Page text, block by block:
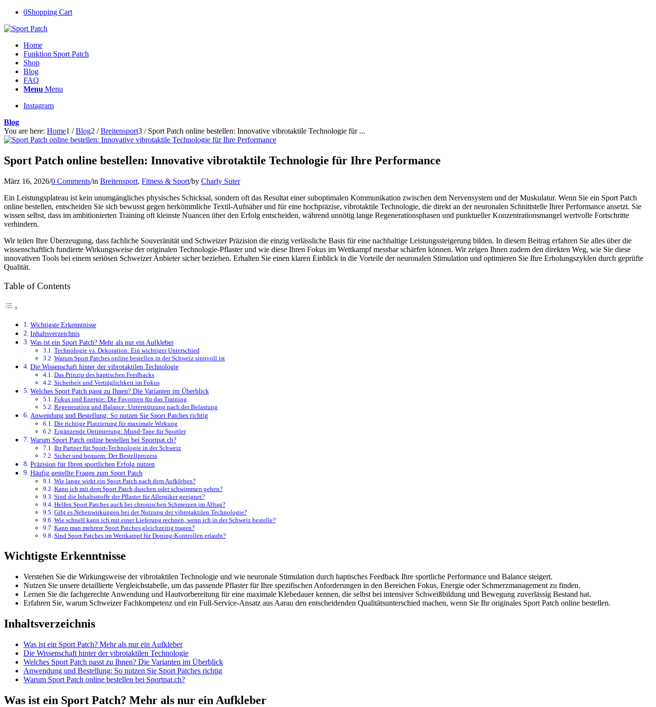
0Shopping Cart
Home
Funktion Sport Patch
Shop
Blog
FAQ
Menu Menu
Instagram
Blog
You are here: Home1 / Blog2 / Breitensport3 / Sport Patch online bestellen: Innovative vibrotaktile Technologie für ...
Sport Patch online bestellen: Innovative vibrotaktile Technologie für Ihre Performance
März 16, 2026/0 Comments/in Breitensport, Fitness & Sport/by Charly Suter
Ein Leistungsplateau ist kein unumgängliches physisches Schicksal, sondern oft das Resultat einer suboptimalen Kommunikation zwischen dem Nervensystem und der Muskulatur. Wenn Sie ein Sport Patch
online bestellen, entscheiden Sie sich bewusst gegen herkömmliche Textil-Aufnäher und für eine hochpräzise, vibrotaktile Technologie, die direkt an der neuronalen Schnittstelle Ihrer Performance ansetzt. Sie
wissen selbst, dass im ambitionierten Training oft kleinste Nuancen über den Erfolg entscheiden, während unnötig lange Regenerationsphasen und punktueller Konzentrationsmangel wertvolle Fortschritte
verhindern.
Wir teilen Ihre Überzeugung, dass fachliche Souveränität und Schweizer Präzision die einzig verlässliche Basis für eine nachhaltige Leistungssteigerung bilden. In diesem Beitrag erfahren Sie alles über die
wissenschaftlich fundierte Wirkungsweise der originalen Technologie-Pflaster und wie diese Ihren Fokus im Wettkampf messbar schärfen können. Wir zeigen Ihnen zudem den direkten Weg, wie Sie diese
innovativen Tools bei einem seriösen Schweizer Anbieter sicher beziehen. Erhalten Sie einen klaren Einblick in die Vorteile der neuronalen Stimulation und optimieren Sie Ihre Erholungszyklen durch geprüfte
Qualität.
Table of Contents
Wichtigste Erkenntnisse
Inhaltsverzeichnis
Was ist ein Sport Patch? Mehr als nur ein Aufkleber
Technologie vs. Dekoration: Ein wichtiger Unterschied
Warum Sport Patches online bestellen in der Schweiz sinnvoll ist
Die Wissenschaft hinter der vibrotaktilen Technologie
Das Prinzip des haptischen Feedbacks
Sicherheit und Verträglichkeit im Fokus
Welches Sport Patch passt zu Ihnen? Die Varianten im Überblick
Fokus und Energie: Die Favoriten für das Training
Regeneration und Balance: Unterstützung nach der Belastung
Anwendung und Bestellung: So nutzen Sie Sport Patches richtig
Die richtige Platzierung für maximale Wirkung
Ergänzende Optimierung: Mund-Tape für Sportler
Warum Sport Patch online bestellen bei Sportpat.ch?
Ihr Partner für Sport-Technologie in der Schweiz
Sicher und bequem: Der Bestellprozess
Präzision für Ihren sportlichen Erfolg nutzen
Häufig gestellte Fragen zum Sport Patch
Wie lange wirkt ein Sport Patch nach dem Aufkleben?
Kann ich mit dem Sport Patch duschen oder schwimmen gehen?
Sind die Inhaltsstoffe der Pflaster für Allergiker geeignet?
Helfen Sport Patches auch bei chronischen Schmerzen im Alltag?
Gibt es Nebenwirkungen bei der Nutzung der vibrotaktilen Technologie?
Wie schnell kann ich mit einer Lieferung rechnen, wenn ich in der Schweiz bestelle?
Kann man mehrere Sport Patches gleichzeitig tragen?
Sind Sport Patches im Wettkampf für Doping-Kontrollen erlaubt?
Wichtigste Erkenntnisse
Verstehen Sie die Wirkungsweise der vibrotaktilen Technologie und wie neuronale Stimulation durch haptisches Feedback Ihre sportliche Performance und Balance steigert.
Nutzen Sie unsere detaillierte Vergleichstabelle, um das passende Pflaster für Ihre spezifischen Anforderungen in den Bereichen Fokus, Energie oder Schmerzmanagement zu finden.
Lernen Sie die fachgerechte Anwendung und Hautvorbereitung für eine maximale Klebedauer kennen, die selbst bei intensiver Schweißbildung und Bewegung zuverlässig Bestand hat.
Erfahren Sie, warum Schweizer Fachkompetenz und ein Full-Service-Ansatz aus Aarau den entscheidenden Qualitätsunterschied machen, wenn Sie Ihr originales Sport Patch online bestellen.
Inhaltsverzeichnis
Was ist ein Sport Patch? Mehr als nur ein Aufkleber
Die Wissenschaft hinter der vibrotaktilen Technologie
Welches Sport Patch passt zu Ihnen? Die Varianten im Überblick
Anwendung und Bestellung: So nutzen Sie Sport Patches richtig
Warum Sport Patch online bestellen bei Sportpat.ch?
Was ist ein Sport Patch? Mehr als nur ein Aufkleber